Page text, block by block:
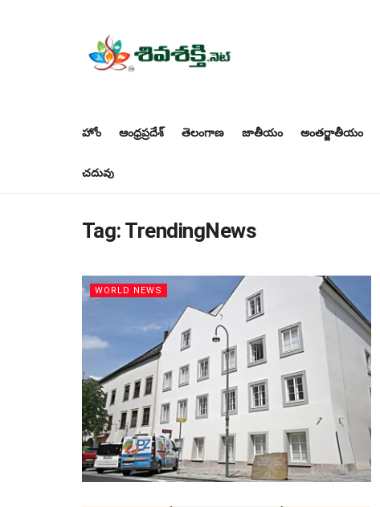
హోం ఆంధ్రప్రదేశ్ తెలంగాణ జాతీయం అంతర్జాతీయం
చదువు
Tag: TrendingNews
WORLD NEWS